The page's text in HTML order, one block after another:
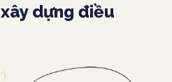
xây dựng điều